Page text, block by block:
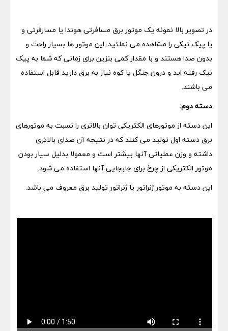
در تصویر بالا نمونه یک موتور برق مسافرتی هوندا یا مسارفرتی و
یا پیک نیکی را مشاهده می نملئید. این موتور ها بسیار راحت و
بدون صدا هستند و با مقدار کمی بنزین برای زمانی که شما به پیک
نیک رفته اید و درون جنگل یا کوه نیاز به برق دارید قابل استفاده
می باشند.
دسته دوم:
این دسته از موتورهای الکتریکی توان بالاتری را نسبت به موتورهای
برق دسته اول تولید می کنند که در نتیجه آن صدای بالاتری
داشته و وزن عملیاتی آنها بیشتر است و معمولا بدلیل سیار بودن
موتور الکتریکی از چرخ برای جابجایی آنها استفاده می شود.
این دسته به موتور ژنراتور یا ژنراتور تولید برق معروف می باشد.